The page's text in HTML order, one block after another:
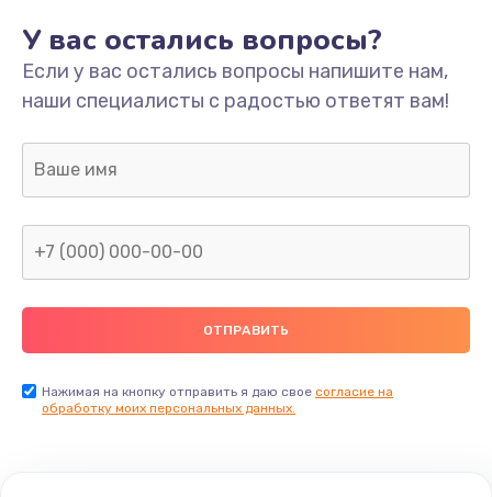
У вас остались вопросы?
Если у вас остались вопросы напишите нам,
наши специалисты с радостью ответят вам!
Нажимая на кнопку отправить я даю свое согласие на
обработку моих персональных данных.